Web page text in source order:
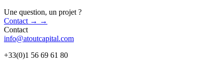
Une question, un projet ?
Contact → →
Contact
info@atoutcapital.com
+33(0)1 56 69 61 80